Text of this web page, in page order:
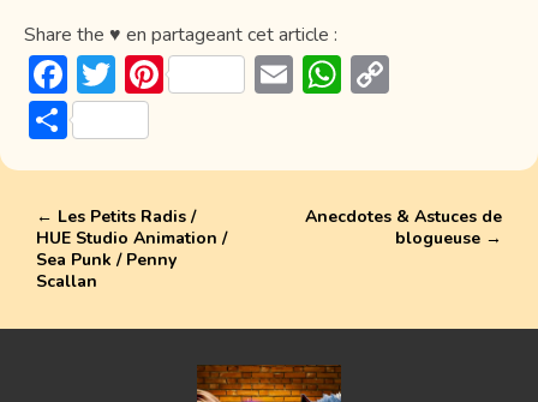
Share the ♥ en partageant cet article :
F
ac
e
o
ok
T
w
itt
Pi
st
E W
A Li
P
ar
ta
g
er
← Les Petits Radis /
HUE Studio Animation /
Sea Punk / Penny
Scallan
Anecdotes & Astuces de
blogueuse →